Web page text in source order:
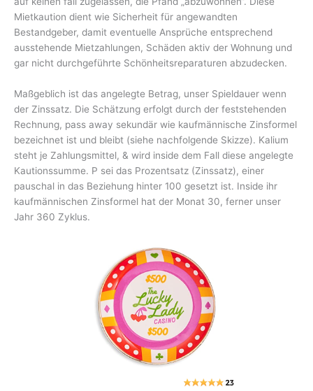
Mietkaution dient wie Sicherheit für angewandten
Bestandgeber, damit eventuelle Ansprüche entsprechend
ausstehende Mietzahlungen, Schäden aktiv der Wohnung und
gar nicht durchgeführte Schönheitsreparaturen abzudecken.
Maßgeblich ist das angelegte Betrag, unser Spieldauer wenn
der Zinssatz. Die Schätzung erfolgt durch der feststehenden
Rechnung, pass away sekundär wie kaufmännische Zinsformel
bezeichnet ist und bleibt (siehe nachfolgende Skizze). Kalium
steht je Zahlungsmittel, & wird inside dem Fall diese angelegte
Kautionssumme. P sei das Prozentsatz (Zinssatz), einer
pauschal in das Beziehung hinter 100 gesetzt ist. Inside ihr
kaufmännischen Zinsformel hat der Monat 30, ferner unser
Jahr 360 Zyklus.